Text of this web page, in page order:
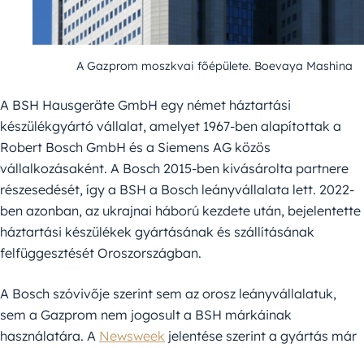
A Gazprom moszkvai főépülete. Boevaya Mashina
A BSH Hausgeräte GmbH egy német háztartási
készülékgyártó vállalat, amelyet 1967-ben alapítottak a
Robert Bosch GmbH és a Siemens AG közös
vállalkozásaként. A Bosch 2015-ben kivásárolta partnere
részesedését, így a BSH a Bosch leányvállalata lett. 2022-
ben azonban, az ukrajnai háború kezdete után, bejelentette
háztartási készülékek gyártásának és szállításának
felfüggesztését Oroszországban.
A Bosch szóvivője szerint sem az orosz leányvállalatuk,
sem a Gazprom nem jogosult a BSH márkáinak
használatára. A Newsweek jelentése szerint a gyártás már